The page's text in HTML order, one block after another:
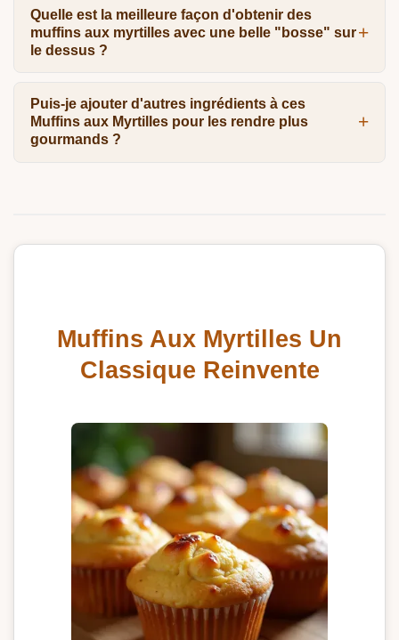
Quelle est la meilleure façon d'obtenir des
muffins aux myrtilles avec une belle "bosse" sur
le dessus ?
Puis-je ajouter d'autres ingrédients à ces
Muffins aux Myrtilles pour les rendre plus
gourmands ?
Muffins Aux Myrtilles Un
Classique Reinvente